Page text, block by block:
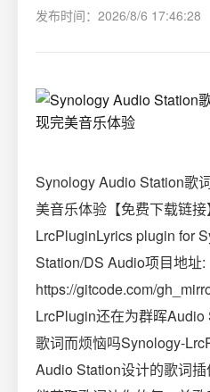
发布时间：2026/8/6 17:46:28
Synology Audio Station歌
美音乐体验【免费下载链
LrcPluginLyrics plugin for
Station/DS Audio项目地址:
https://gitcode.com/
LrcPlugin还在为群晖
歌词而烦恼吗Synology-
Audio Station设计的歌词